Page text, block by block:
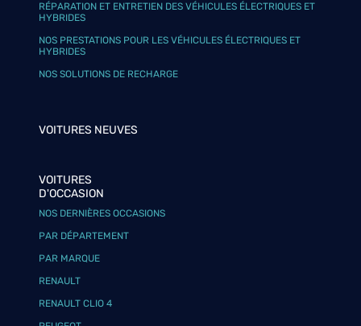
RÉPARATION ET ENTRETIEN DES VÉHICULES ÉLECTRIQUES ET
HYBRIDES
NOS PRESTATIONS POUR LES VÉHICULES ÉLECTRIQUES ET
HYBRIDES
NOS SOLUTIONS DE RECHARGE
VOITURES NEUVES
VOITURES
D'OCCASION
NOS DERNIÈRES OCCASIONS
PAR DÉPARTEMENT
PAR MARQUE
RENAULT
RENAULT CLIO 4